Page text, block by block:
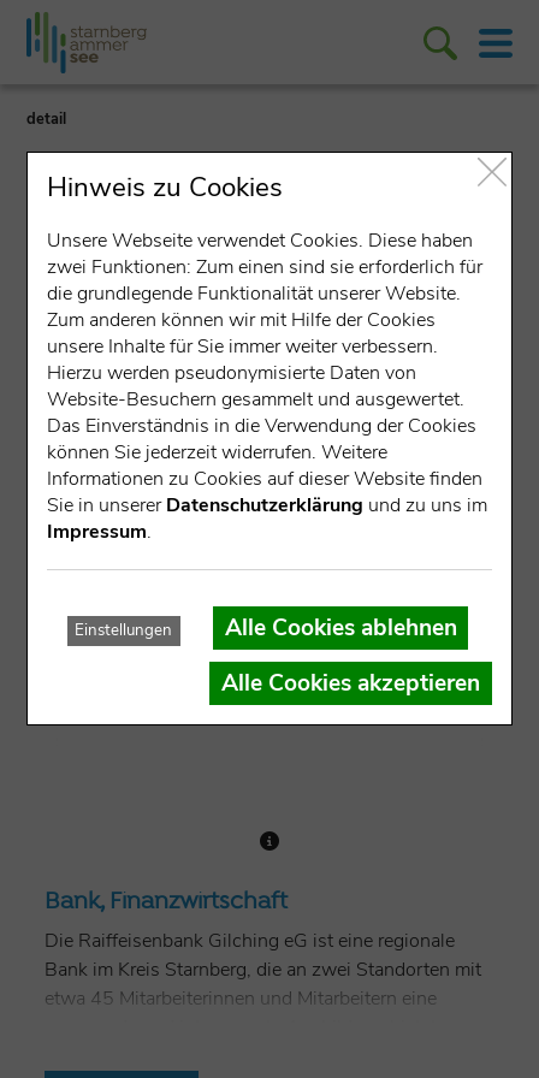
detail
Lokales Unternehmen
Raiffeisenbank Gilching eG
Römerstraße 30, 82205 Gilching
Ausbildung
Bank, Finanzwirtschaft
Die Raiffeisenbank Gilching eG ist eine regionale
Bank im Kreis Starnberg, die an zwei Standorten mit
etwa 45 Mitarbeiterinnen und Mitarbeitern eine
Hinweis zu Cookies
Unsere Webseite verwendet Cookies. Diese haben
zwei Funktionen: Zum einen sind sie erforderlich für
die grundlegende Funktionalität unserer Website.
Zum anderen können wir mit Hilfe der Cookies
unsere Inhalte für Sie immer weiter verbessern.
Hierzu werden pseudonymisierte Daten von
Website-Besuchern gesammelt und ausgewertet.
Das Einverständnis in die Verwendung der Cookies
können Sie jederzeit widerrufen. Weitere
Informationen zu Cookies auf dieser Website finden
Sie in unsererDatenschutzerklärung und zu uns im
Impressum.
Einstellungen
Alle Cookies ablehnen
Alle Cookies akzeptieren